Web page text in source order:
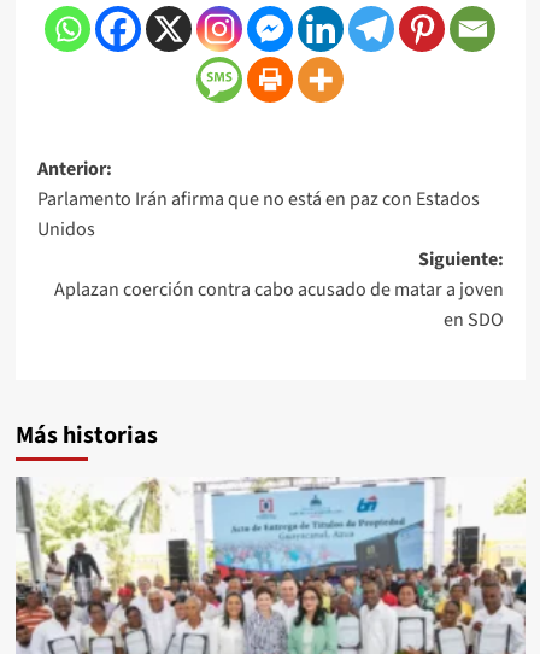
Anterior:
Parlamento Irán afirma que no está en paz con Estados
Unidos
Siguiente:
Aplazan coerción contra cabo acusado de matar a joven
en SDO
Más historias